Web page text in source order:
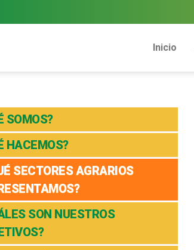
Inicio
SOMOS?
HACEMOS?
SECTORES AGRARIOS
SON NUESTROS